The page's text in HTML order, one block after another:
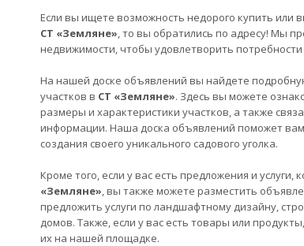
Если вы ищете возможность недорого купить или
СТ «Земляне», то вы обратились по адресу! Мы
недвижимости, чтобы удовлетворить
На нашей доске объявлений вы найдете
участков в СТ «Земляне». Здесь вы можете
размеры и характеристики участков, а также
информации. Наша доска объявлений поможет
создания своего уникального садового уголка.
Кроме того, если у вас есть предложения и
«Земляне», вы также можете разместить
предложить услуги по ландшафтному дизайну,
домов. Также, если у вас есть товары или
их на нашей площадке.